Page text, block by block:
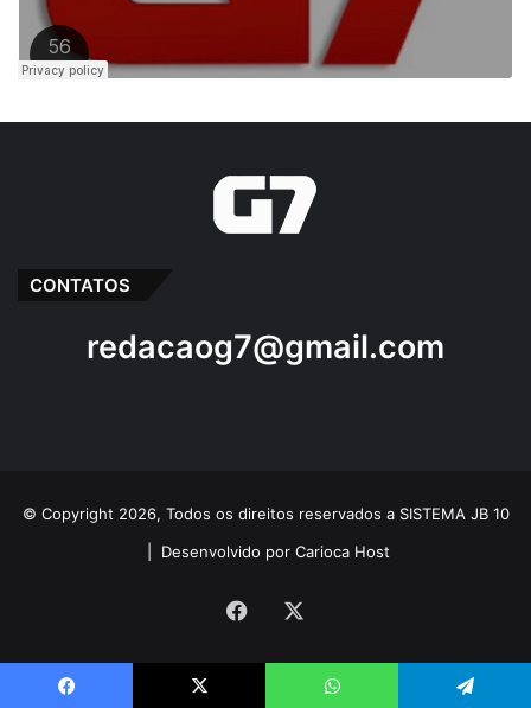
CONTATOS
redacaog7@gmail.com
© Copyright 2026, Todos os direitos reservados a SISTEMA JB 10
Desenvolvido por Carioca Host
Facebook